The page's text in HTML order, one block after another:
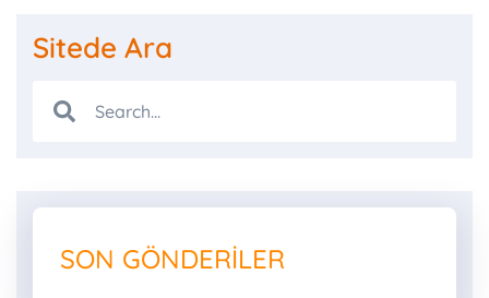
Sitede Ara
SON GÖNDERILER